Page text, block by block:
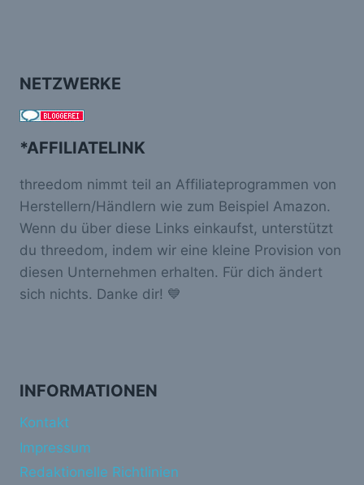
NETZWERKE
*AFFILIATELINK
threedom nimmt teil an Affiliateprogrammen von
Herstellern/Händlern wie zum Beispiel Amazon.
Wenn du über diese Links einkaufst, unterstützt
du threedom, indem wir eine kleine Provision von
diesen Unternehmen erhalten. Für dich ändert
sich nichts. Danke dir! 💙
INFORMATIONEN
Kontakt
Impressum
Redaktionelle Richtlinien